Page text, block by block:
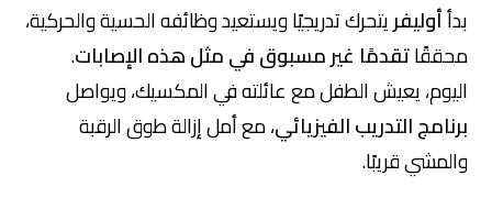
بدأأوليفريتحرك تدريجيًا ويستعيد وظائفه الحسية والحركية،
محققًاتقدمًا غير مسبوق في مثل هذه الإصابات.
اليوم، يعيش الطفل مع عائلته في المكسيك، ويواصل
برنامج التدريب الفيزيائي، مع أمل إزالة طوق الرقبة
والمشي قريبًا.